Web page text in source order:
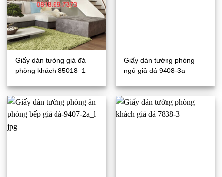
Giấy dán tường giả đá
phòng khách 85018_1
Giấy dán tường phòng
ngủ giả đá 9408-3a